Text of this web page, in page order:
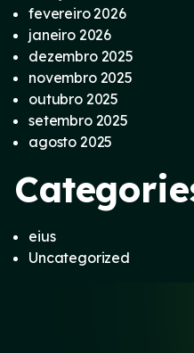
fevereiro 2026
janeiro 2026
dezembro 2025
novembro 2025
outubro 2025
setembro 2025
agosto 2025
eius
Uncategorized